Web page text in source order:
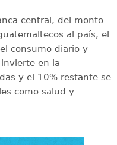
central, del monto
al país, el
consumo diario y
en la
y el 10% restante se
como salud y